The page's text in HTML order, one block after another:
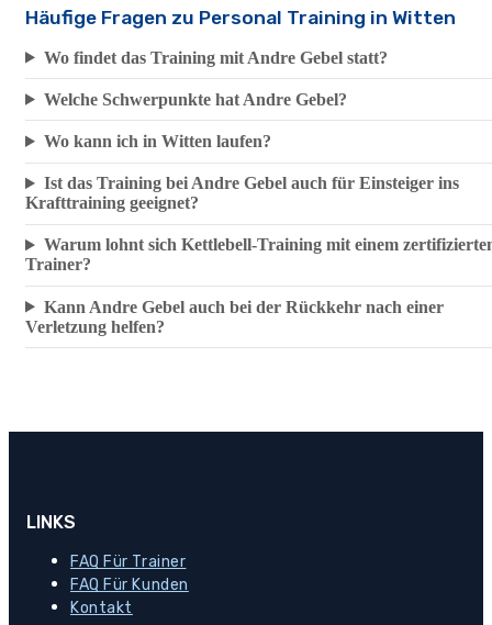
Häufige Fragen zu Personal Training in Witten
Wo findet das Training mit Andre Gebel statt?
Welche Schwerpunkte hat Andre Gebel?
Wo kann ich in Witten laufen?
Ist das Training bei Andre Gebel auch für Einsteiger ins
Krafttraining geeignet?
Warum lohnt sich Kettlebell-Training mit einem
Trainer?
Kann Andre Gebel auch bei der Rückkehr nach einer
Verletzung helfen?
LINKS
FAQ Für Trainer
FAQ Für Kunden
Kontakt